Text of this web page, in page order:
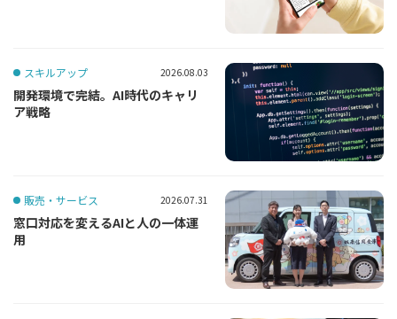
スキルアップ 2026.08.03
開発環境で完結。AI時代のキャリ
ア戦略
販売・サービス 2026.07.31
窓口対応を変えるAIと人の一体運
用